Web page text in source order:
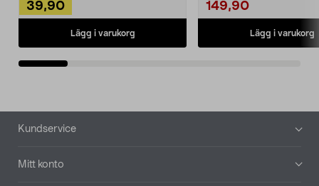
39,90
Lägg i varukorg
149,90
Lägg i varukorg
Sidfot
Kundservice
Mitt konto